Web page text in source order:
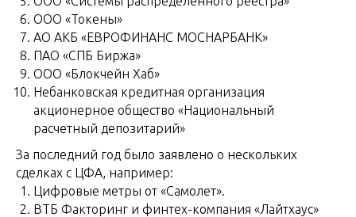
ООО «Токены»
АО АКБ «ЕВРОФИНАНС МОСНАРБАНК»
ПАО «СПБ Биржа»
ООО «Блокчейн Хаб»
Небанковская кредитная организация
акционерное общество «Национальный
расчетный депозитарий»
За последний год было заявлено о нескольких
сделках с ЦФА, например:
Цифровые метры от «Самолет».
ВТБ Факторинг и финтех-компания «Лайтхаус»